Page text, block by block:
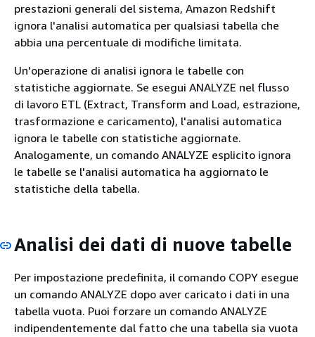
prestazioni generali del sistema, Amazon Redshift
ignora l'analisi automatica per qualsiasi tabella che
abbia una percentuale di modifiche limitata.
Un'operazione di analisi ignora le tabelle con
statistiche aggiornate. Se esegui ANALYZE nel flusso
di lavoro ETL (Extract, Transform and Load, estrazione,
trasformazione e caricamento), l'analisi automatica
ignora le tabelle con statistiche aggiornate.
Analogamente, un comando ANALYZE esplicito ignora
le tabelle se l'analisi automatica ha aggiornato le
statistiche della tabella.
Analisi dei dati di nuove tabelle
Per impostazione predefinita, il comando COPY esegue
un comando ANALYZE dopo aver caricato i dati in una
tabella vuota. Puoi forzare un comando ANALYZE
indipendentemente dal fatto che una tabella sia vuota